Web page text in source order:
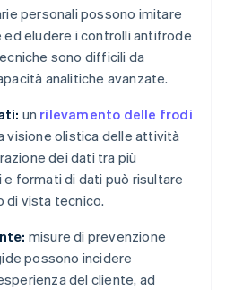
personali possono imitare
eludere i controlli antifrode
sono difficili da
analitiche avanzate.
un rilevamento delle frodi
visione olistica delle attività
dei dati tra più
formati di dati può risultare
di vista tecnico.
misure di prevenzione
possono incidere
del cliente, ad